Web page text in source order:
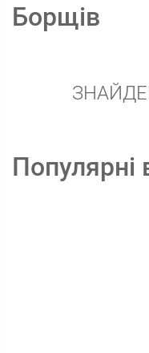
Борщів
Популярні